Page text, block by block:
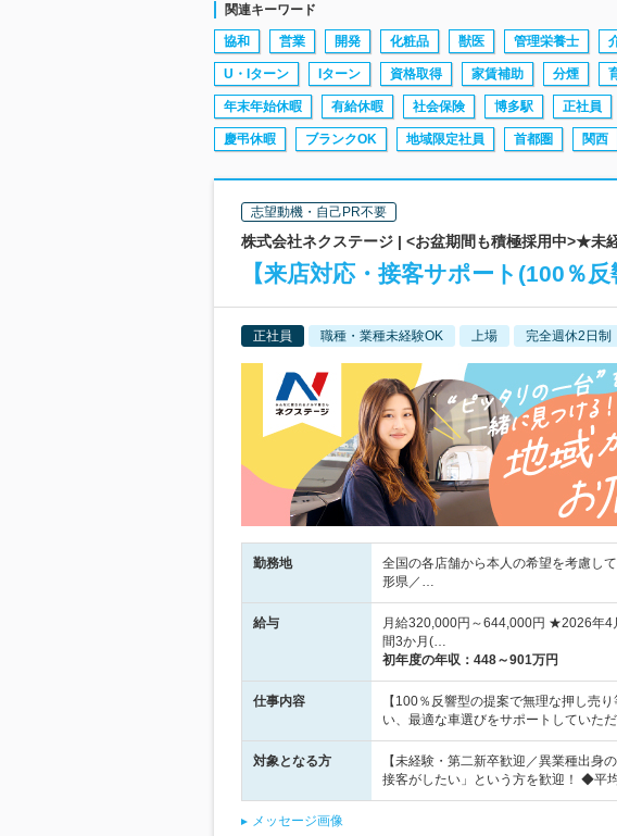
関連キーワード
協和 営業 開発 化粧品 獣医 管理栄養士
U・Iターン Iターン 資格取得 家賃補助 分煙
年末年始休暇 有給休暇 社会保険 博多駅 正社員
慶弔休暇 ブランクOK 地域限定社員 首都圏 関西
志望動機・自己PR不要
株式会社ネクステージ | <お盆期間も積極採用中>★未
【来店対応・接客サポート(100％
正社員 職種・業種未経験OK 上場 完全週休2日制
勤務地
全国の各店舗から本人の希望を考慮し
形県／…
給与
月給320,000円～644,000円 ★2026年4
間3か月(…
初年度の年収： 448～901万円
仕事内容
【100％反響型の提案で無理な押し売
い、最適な車選びをサポートしていただ
対象となる方
【未経験・第二新卒歓迎／異業種出
接客がしたい」という方を歓迎！ ◆平
メッセージ画像